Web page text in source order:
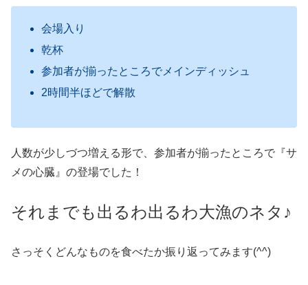
会場入り
乾杯
参加者が揃ったところでメインディッシュ
2時間半ほどで解散
人数が少しづつ増える形で、参加者が揃ったところで『サ
メの心臓』の登場でした！
それまでも出るわ出るわ大漁のネタ♪
さっそくどんなものを食べたか振り返ってみます(^^)